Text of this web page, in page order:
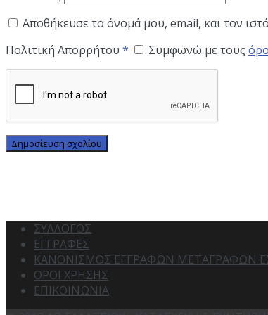
Αποθήκευσε το όνομά μου, email, και τον
Πολιτική Απορρήτου * Συμφωνώ με τους
ΣΥΛΛΟΓΟΣ
ΕΓΓΡΑΦΕΣ
ΚΑΝΟΝΙΣΜΟΣ ΕΓΓΡΑΦΩΝ ΜΕΤΑΓΡΑΦΩΝ
ΟΡΟΙ ΧΡΗΣΗΣ
ΕΠΙΚΟΙΝΩΝΙΑ